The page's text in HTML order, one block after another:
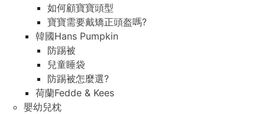
如何顧寶寶頭型
寶寶需要戴矯正頭盔嗎?
韓國Hans Pumpkin
防踢被
兒童睡袋
防踢被怎麼選?
荷蘭Fedde & Kees
嬰幼兒枕